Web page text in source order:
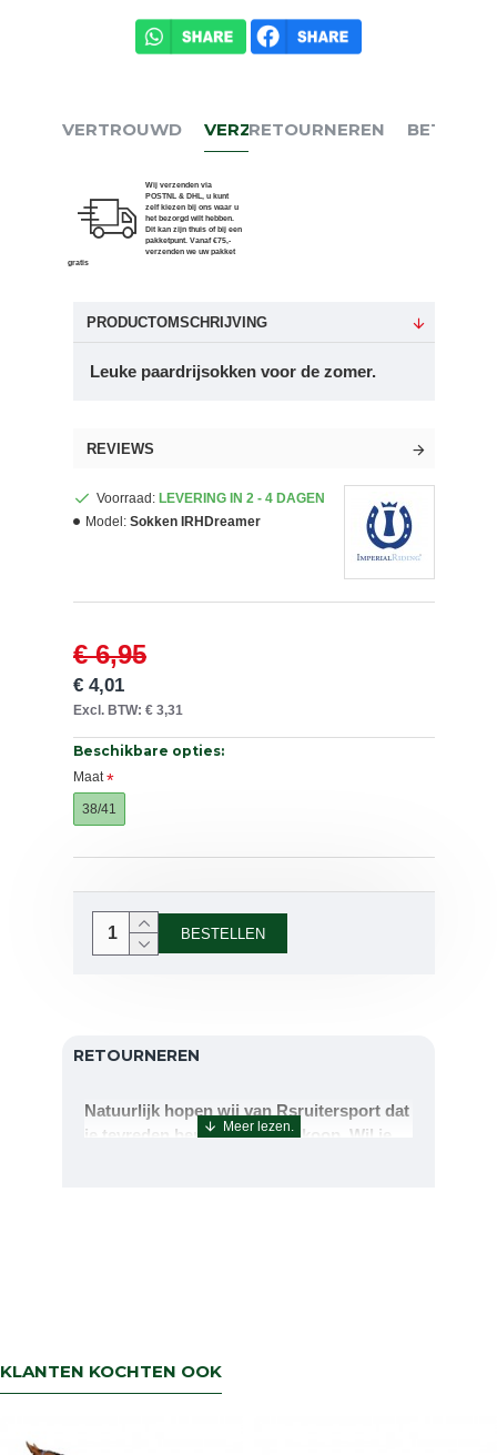
VERTROUWD VERZENDEN
Wij verzenden via
POSTNL & DHL, u kunt
zelf kiezen bij ons waar u
het bezorgd wilt hebben.
Dit kan zijn thuis of bij een
pakketpunt. Vanaf €75,-
verzenden we uw pakket
gratis
RETOURNEREN BETALEN
PRODUCTOMSCHRIJVING
Leuke paardrijsokken voor de zomer.
REVIEWS
Voorraad: LEVERING IN 2 - 4 DAGEN
Model: Sokken IRHDreamer
€ 4,01
€ 6,95
Excl. BTW: € 3,31
Beschikbare opties:
Maat
38/41
BESTELLEN
RETOURNEREN
Natuurlijk hopen wij van Rsruitersport dat
je tevreden bent met uw aankoop. Wil je
KLANTEN KOCHTEN OOK